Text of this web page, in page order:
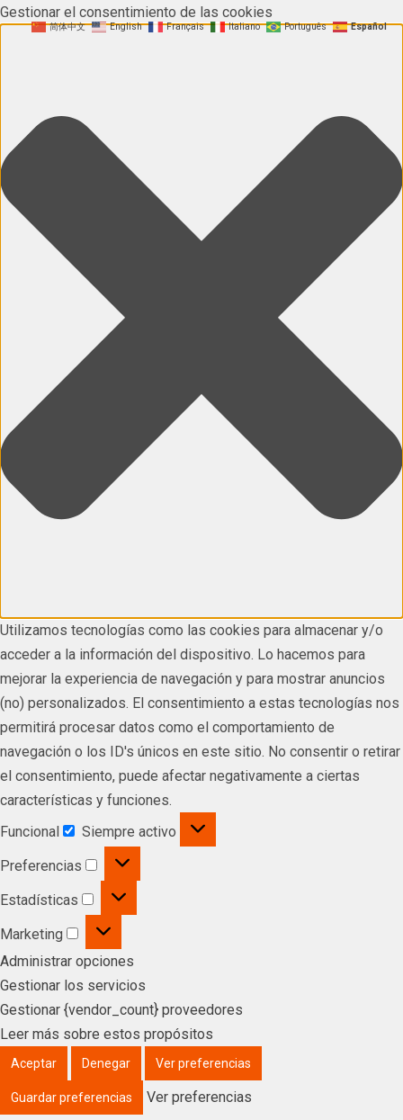
Gestionar el consentimiento de las cookies
Utilizamos tecnologías como las cookies para almacenar y/o
acceder a la información del dispositivo. Lo hacemos para
mejorar la experiencia de navegación y para mostrar anuncios
(no) personalizados. El consentimiento a estas tecnologías nos
permitirá procesar datos como el comportamiento de
navegación o los ID's únicos en este sitio. No consentir o retirar
el consentimiento, puede afectar negativamente a ciertas
características y funciones.
Funcional
Siempre activo
Preferencias
Estadísticas
Marketing
Administrar opciones
Gestionar los servicios
Gestionar {vendor_count} proveedores
Leer más sobre estos propósitos
Aceptar Denegar Ver preferencias
Guardar preferencias
Ver preferencias
简体中文 English Français Italiano Português Español